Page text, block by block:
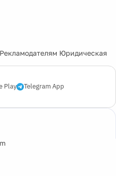
Рекламодателям Юридическая
Play Telegram App